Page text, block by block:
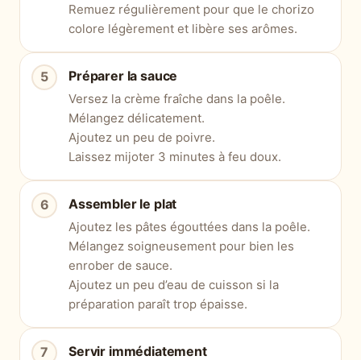
Remuez régulièrement pour que le chorizo
colore légèrement et libère ses arômes.
Préparer la sauce
Versez la crème fraîche dans la poêle.
Mélangez délicatement.
Ajoutez un peu de poivre.
Laissez mijoter 3 minutes à feu doux.
Assembler le plat
Ajoutez les pâtes égouttées dans la poêle.
Mélangez soigneusement pour bien les
enrober de sauce.
Ajoutez un peu d’eau de cuisson si la
préparation paraît trop épaisse.
Servir immédiatement